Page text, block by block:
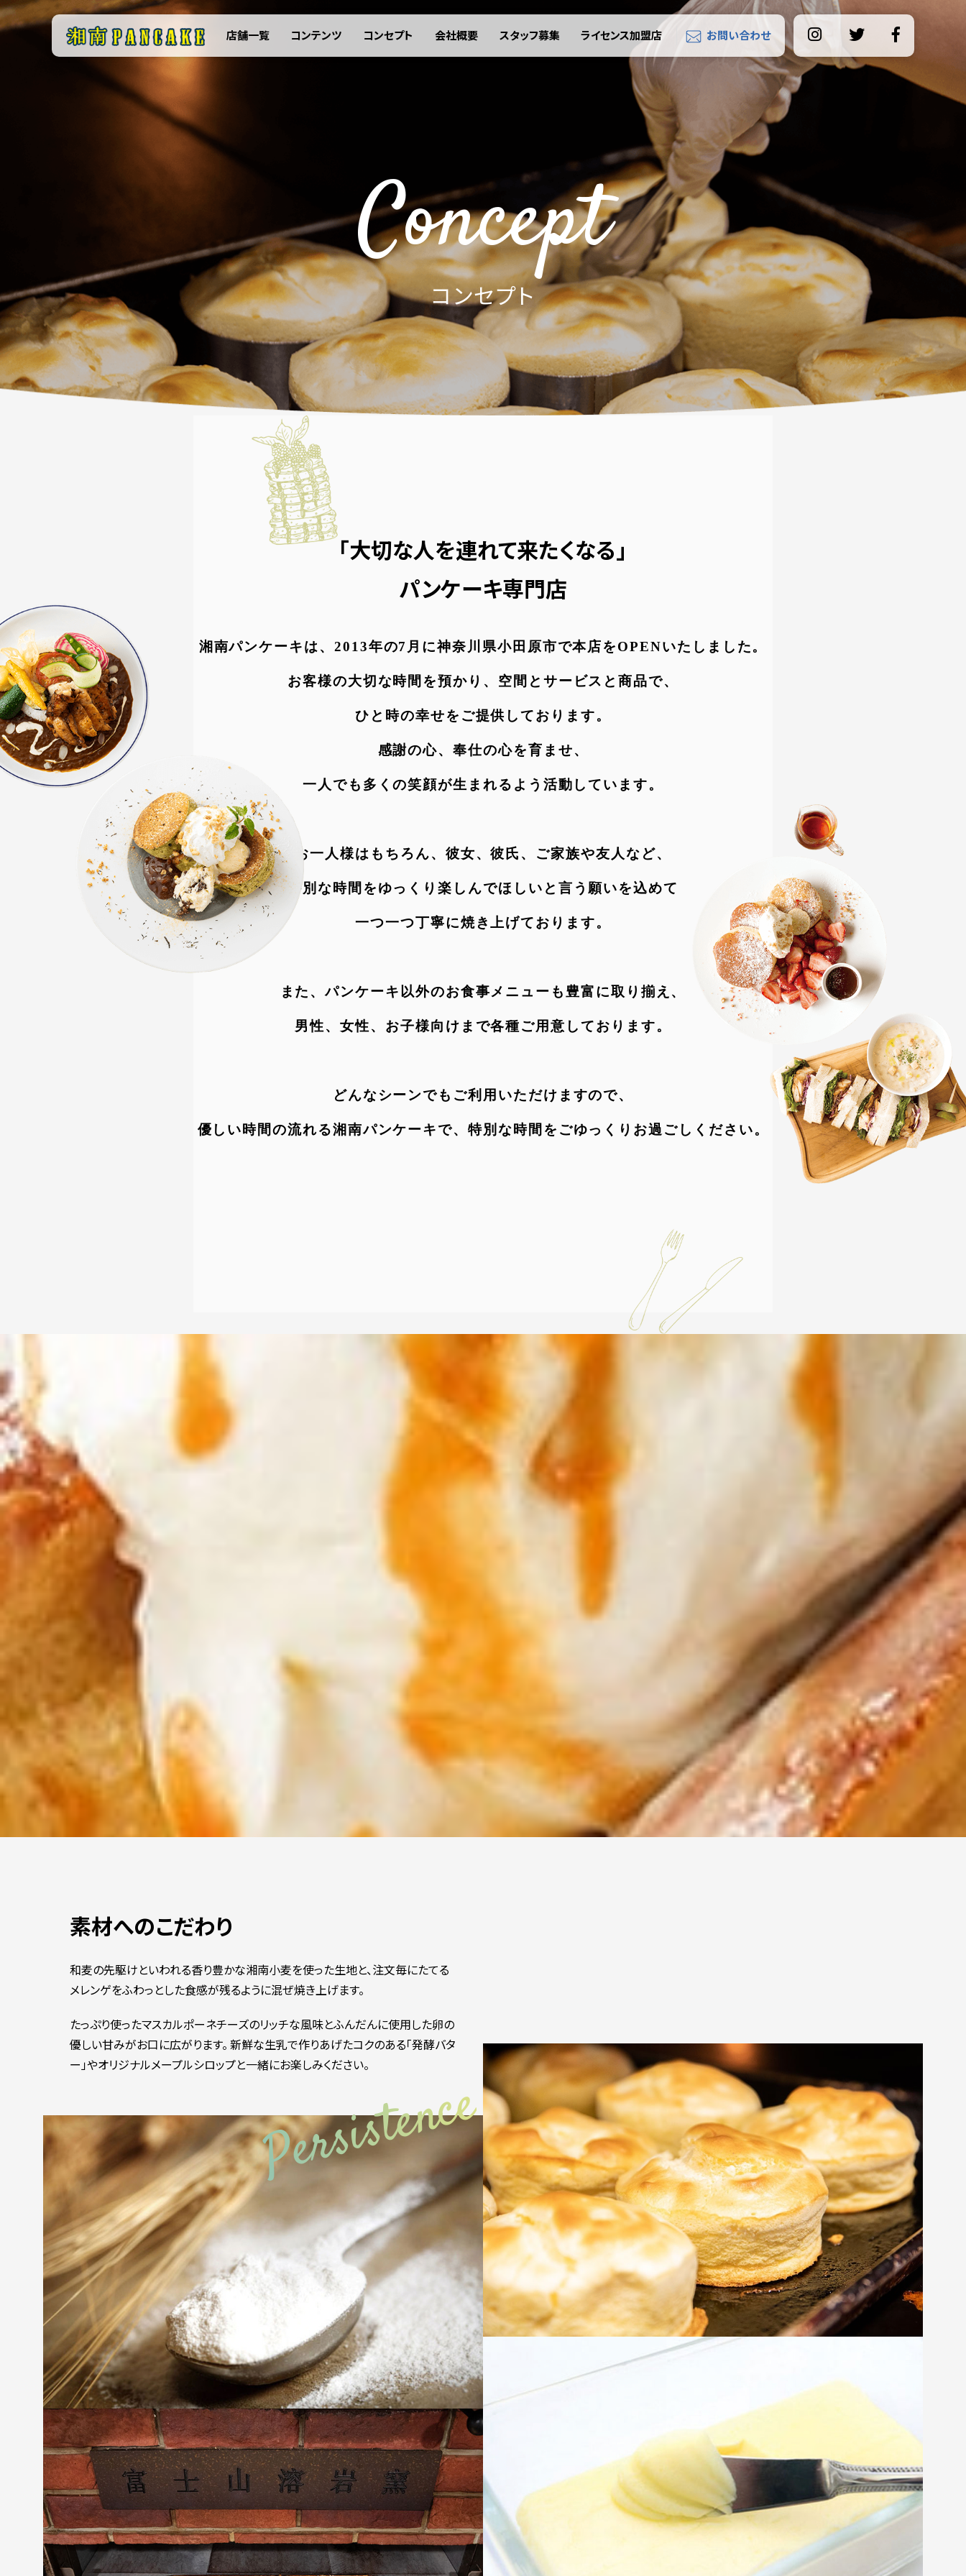
店舗一覧 コンテンツ コンセプト 会社概要 スタッフ募集 ライセンス加盟店 お問い合わせ
Concept
コンセプト
「大切な人を連れて来たくなる」
パンケーキ専門店
湘南パンケーキは、2013年の7月に神奈川県小田原市で本店をOPENいたしました。
お客様の大切な時間を預かり、空間とサービスと商品で、
ひと時の幸せをご提供しております。
感謝の心、奉仕の心を育ませ、
一人でも多くの笑顔が生まれるよう活動しています。
お一人様はもちろん、彼女、彼氏、ご家族や友人など、
特別な時間をゆっくり楽しんでほしいと言う願いを込めて
一つ一つ丁寧に焼き上げております。
また、パンケーキ以外のお食事メニューも豊富に取り揃え、
男性、女性、お子様向けまで各種ご用意しております。
どんなシーンでもご利用いただけますので、
優しい時間の流れる湘南パンケーキで、特別な時間をごゆっくりお過ごしください。
素材へのこだわり
和麦の先駆けといわれる香り豊かな湘南小麦を使った生地と、注文毎にたてる
メレンゲをふわっとした食感が残るように混ぜ焼き上げます。
たっぷり使ったマスカルポーネチーズのリッチな風味とふんだんに使用した卵の
優しい甘みがお口に広がります。 新鮮な生乳で作りあげたコクのある「発酵バタ
ー」やオリジナルメープルシロップと一緒にお楽しみください。